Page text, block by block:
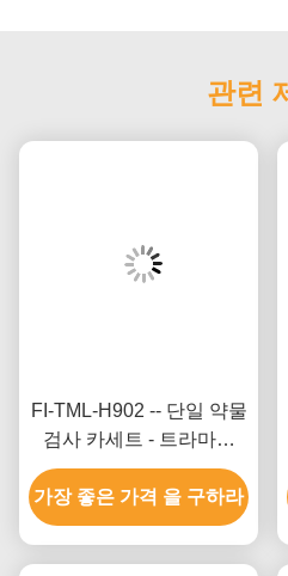
관련
FI-TML-H902 -- 단일 약물
검사 카세트 - 트라마돌
(TML) (머리)
가장 좋은 가격 을 구하라